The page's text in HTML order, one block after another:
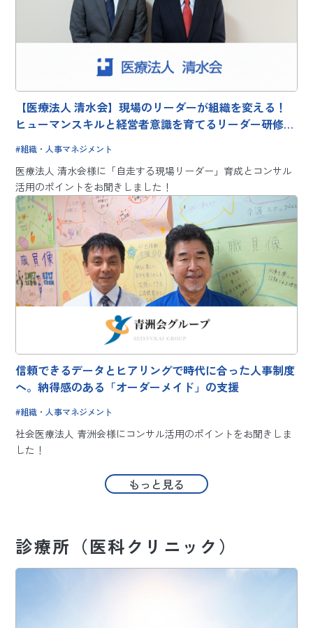
【医療法人 清水会】現場のリーダーが組織を変える！
ヒューマンスキルと経営者意識を育てるリーダー研修を
支援
組織・人事マネジメント
医療法人 清水会様に「自走する現場リーダー」育成とコンサル
活用のポイントをお聞きしました！
信頼できるデータとヒアリングで時代に合った人事制度
へ。納得感のある「オーダーメイド」の支援
組織・人事マネジメント
社会医療法人 青洲会様にコンサル活用のポイントをお聞きしま
した！
もっと見る
診療所（医科クリニック）